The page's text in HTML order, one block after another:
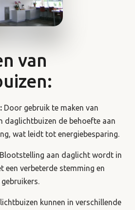
van
Door gebruik te maken van
daglichtbuizen de behoefte aan
wat leidt tot energiebesparing.
Blootstelling aan daglicht wordt in
een verbeterde stemming en
kunnen in verschillende